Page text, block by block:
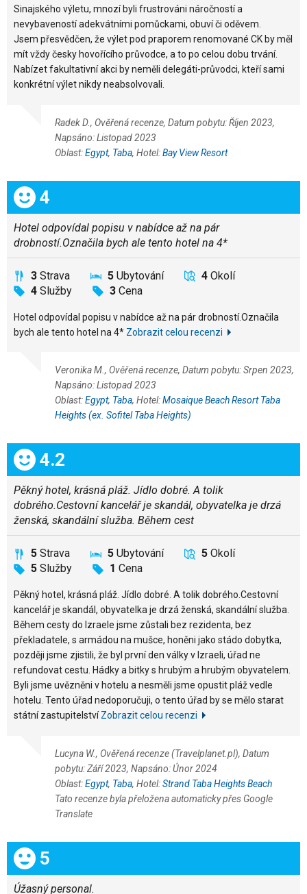
Sinajského výletu, mnozí byli frustrováni náročností a
nevybaveností adekvátními pomůckami, obuví či oděvem.
Jsem přesvědčen, že výlet pod praporem renomované CK by měl
mít vždy česky hovořícího průvodce, a to po celou dobu trvání.
Nabízet fakultativní akci by neměli delegáti-průvodci, kteří sami
konkrétní výlet nikdy neabsolvovali.
Radek D., Ověřená recenze, Datum pobytu: Říjen 2023,
Napsáno: Listopad 2023
Oblast:Egypt, Taba, Hotel:Bay View Resort
Celkem:
4
Hotel odpovídal popisu v nabídce až na pár
drobností.Označila bych ale tento hotel na 4*
3 Strava 5 Ubytování 4 Okolí
4 Služby 3 Cena
Hotel odpovídal popisu v nabídce až na pár drobností.Označila
bych ale tento hotel na 4* Zobrazit celou recenzi
Veronika M., Ověřená recenze, Datum pobytu: Srpen 2023,
Napsáno: Listopad 2023
Oblast:Egypt, Taba, Hotel:Mosaique Beach Resort Taba
Heights (ex. Sofitel Taba Heights)
Celkem:
4.2
Pěkný hotel, krásná pláž. Jídlo dobré. A tolik
dobrého.Cestovní kancelář je skandál, obyvatelka je drzá
ženská, skandální služba. Během cest
5 Strava 5 Ubytování 5 Okolí
5 Služby 1 Cena
Pěkný hotel, krásná pláž. Jídlo dobré. A tolik dobrého.Cestovní
kancelář je skandál, obyvatelka je drzá ženská, skandální služba.
Během cesty do Izraele jsme zůstali bez rezidenta, bez
překladatele, s armádou na mušce, honěni jako stádo dobytka,
později jsme zjistili, že byl první den války v Izraeli, úřad ne
refundovat cestu. Hádky a bitky s hrubým a hrubým obyvatelem.
Byli jsme uvězněni v hotelu a nesměli jsme opustit pláž vedle
hotelu. Tento úřad nedoporučuji, o tento úřad by se mělo starat
státní zastupitelstvíZobrazit celou recenzi
Lucyna W., Ověřená recenze (Travelplanet.pl), Datum
pobytu: Září 2023, Napsáno: Únor 2024
Oblast:Egypt, Taba, Hotel:Strand Taba Heights Beach
Tato recenze byla přeložena automaticky přes Google
Translate
Celkem:
5
Úžasný personal.